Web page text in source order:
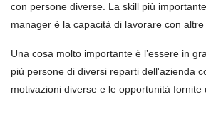
con persone diverse. La skill più
manager è la capacità di lavorare con altre
Una cosa molto importante è l’essere in
più persone di diversi reparti dell'azienda
motivazioni diverse e le opportunità fornite